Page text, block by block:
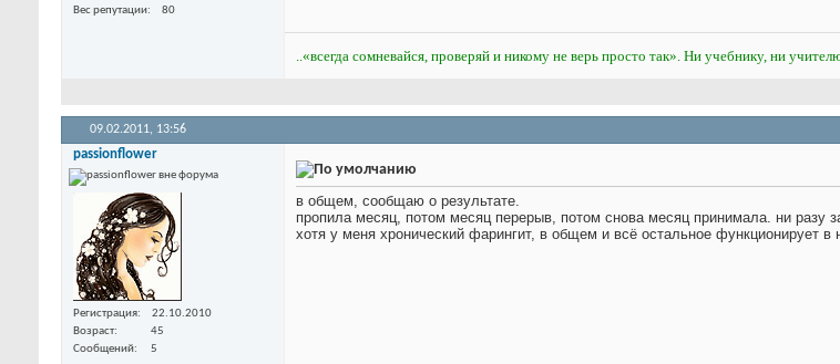
Вес репутации 80
..«всегда сомневайся, проверяй и никому не верь просто так». Ни учебнику, ни
09.02.2011, 13:56
passionflower
Регистрация
22.10.2010
Возраст
45
Сообщений
5
в общем, сообщаю о результате.
пропила месяц, потом месяц перерыв, потом снова месяц принимала. ни разу
хотя у меня хронический фарингит, в общем и всё остальное функционирует в